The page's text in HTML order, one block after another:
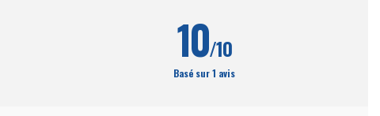
10/10
Basé sur 1 avis